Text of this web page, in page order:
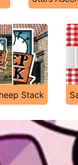
Stack